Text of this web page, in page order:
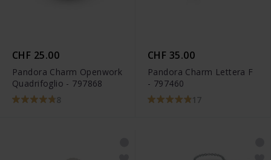
CHF 25.00
Pandora Charm Openwork
Quadrifoglio - 797868
8
CHF 35.00
Pandora Charm Lettera F
- 797460
17